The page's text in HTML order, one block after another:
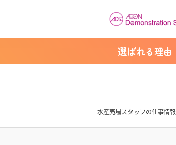
選ばれる理由
水産売場スタッフの仕事情報